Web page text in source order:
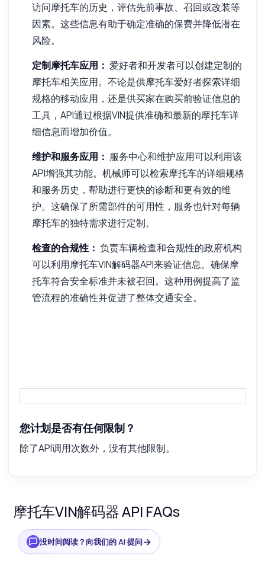
访问摩托车的历史，评估先前事故、召回或改装等
因素。这些信息有助于确定准确的保费并降低潜在
风险。
定制摩托车应用： 爱好者和开发者可以创建定制的
摩托车相关应用。不论是供摩托车爱好者探索详细
规格的移动应用，还是供买家在购买前验证信息的
工具，API通过根据VIN提供准确和最新的摩托车详
细信息而增加价值。
维护和服务应用： 服务中心和维护应用可以利用该
API增强其功能。机械师可以检索摩托车的详细规格
和服务历史，帮助进行更快的诊断和更有效的维
护。这确保了所需部件的可用性，服务也针对每辆
摩托车的独特需求进行定制。
检查的合规性： 负责车辆检查和合规性的政府机构
可以利用摩托车VIN解码器API来验证信息。确保摩
托车符合安全标准并未被召回。这种用例提高了监
管流程的准确性并促进了整体交通安全。
您计划是否有任何限制？
除了API调用次数外，没有其他限制。
摩托车VIN解码器 API FAQs
没时间阅读？向我们的 AI 提问→